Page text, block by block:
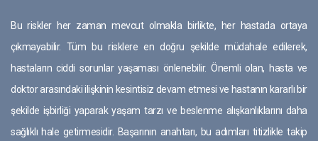
Bu riskler her zaman mevcut olmakla birlikte, her hastada ortaya
çıkmayabilir. Tüm bu risklere en doğru şekilde müdahale edilerek,
hastaların ciddi sorunlar yaşaması önlenebilir. Önemli olan, hasta ve
doktor arasındaki ilişkinin kesintisiz devam etmesi ve hastanın kararlı bir
şekilde işbirliği yaparak yaşam tarzı ve beslenme alışkanlıklarını daha
sağlıklı hale getirmesidir. Başarının anahtarı, bu adımları titizlikle takip